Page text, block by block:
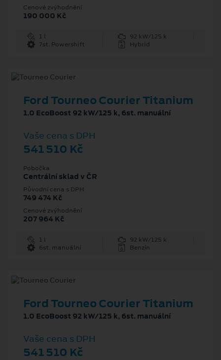
Cenové zvýhodnění
190 000 Kč
1 l
92 kW/125 k
7st. Powershift
Hybrid
Ford Tourneo Courier Titanium
1.0 EcoBoost 92 kW/125 k, 6st. manuální
Vaše cena s DPH
541 510 Kč
Pobočka
Centrální sklad v ČR
Původní cena s DPH
749 474 Kč
Cenové zvýhodnění
207 964 Kč
1 l
92 kW/125 k
6st. manuální
Benzín
Ford Tourneo Courier Titanium
1.0 EcoBoost 92 kW/125 k, 6st. manuální
Vaše cena s DPH
541 510 Kč